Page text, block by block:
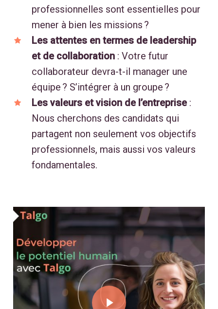
professionnelles sont essentielles pour
mener à bien les missions ?
Les attentes en termes de leadership
et de collaboration: Votre futur
collaborateur devra-t-il manager une
équipe ? S’intégrer à un groupe ?
Les valeurs et vision de l’entreprise:
Nous cherchons des candidats qui
partagent non seulement vos objectifs
professionnels, mais aussi vos valeurs
fondamentales.
Play Video
Play Video